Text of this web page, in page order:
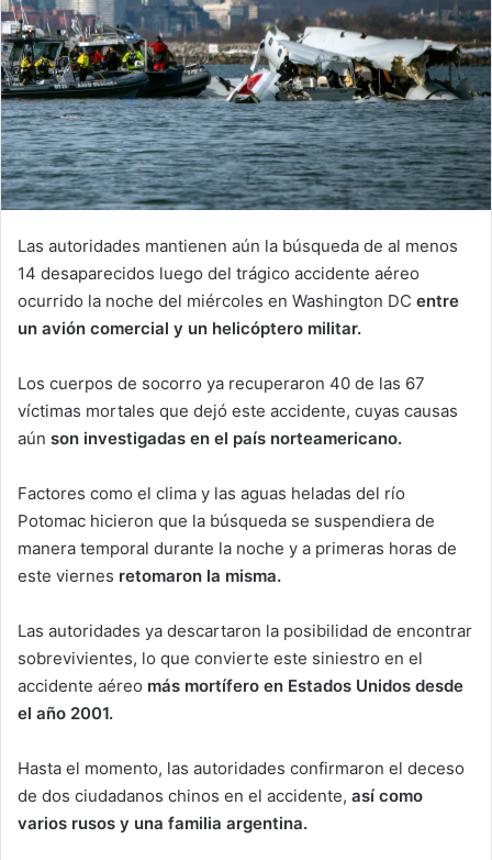
Las autoridades mantienen aún la búsqueda de al menos
14 desaparecidos luego del trágico accidente aéreo
ocurrido la noche del miércoles en Washington DC entre
un avión comercial y un helicóptero militar.
Los cuerpos de socorro ya recuperaron 40 de las 67
víctimas mortales que dejó este accidente, cuyas causas
aún son investigadas en el país norteamericano.
Factores como el clima y las aguas heladas del río
Potomac hicieron que la búsqueda se suspendiera de
manera temporal durante la noche y a primeras horas de
este viernes retomaron la misma.
Las autoridades ya descartaron la posibilidad de encontrar
sobrevivientes, lo que convierte este siniestro en el
accidente aéreo más mortífero en Estados Unidos desde
el año 2001.
Hasta el momento, las autoridades confirmaron el deceso
de dos ciudadanos chinos en el accidente, así como
varios rusos y una familia argentina.